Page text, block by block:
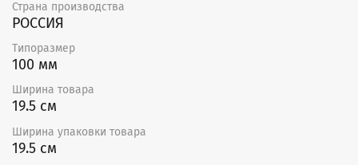
Страна производства
РОССИЯ
Типоразмер
100 мм
Ширина товара
19.5 см
Ширина упаковки товара
19.5 см